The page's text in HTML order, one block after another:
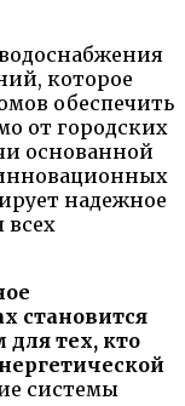
которое
обеспечить
от городских
основанной
надежное
всех
становится
тех, кто
системы